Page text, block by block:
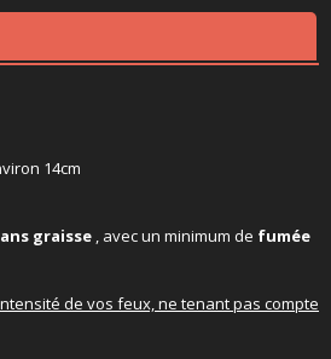
14cm
graisse , avec un minimum de fumée
de vos feux, ne tenant pas compte